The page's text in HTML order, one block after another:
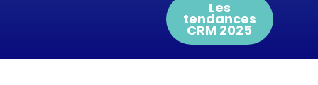
Les
tendances
CRM 2025